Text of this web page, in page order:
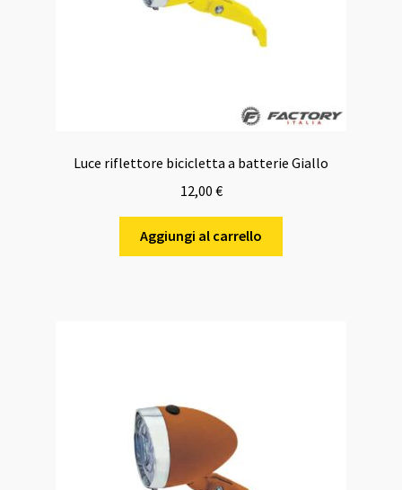
Luce riflettore bicicletta a batterie Giallo
12,00 €
Aggiungi al carrello